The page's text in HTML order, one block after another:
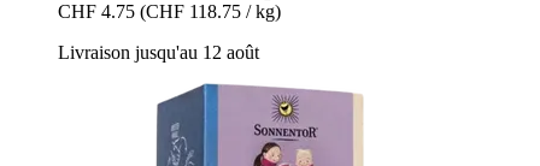
CHF 4.75 (CHF 118.75 / kg)
Livraison jusqu'au 12 août